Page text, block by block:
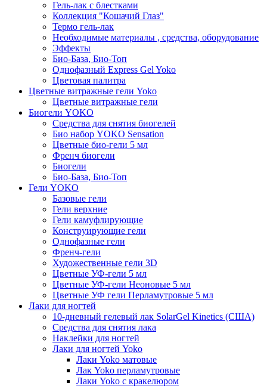
Гель-лак с блестками
Коллекция "Кошачий Глаз"
Термо гель-лак
Необходимые материалы , средства, оборудование
Эффекты
Био-База, Био-Топ
Однофазный Express Gel Yoko
Цветовая палитра
Цветные витражные гели Yoko
Цветные витражные гели
Биогели YOKO
Средства для снятия биогелей
Био набор YOKO Sensation
Цветные био-гели 5 мл
Френч биогели
Биогели
Био-База, Био-Топ
Гели YOKO
Базовые гели
Гели верхние
Гели камуфлирующие
Конструирующие гели
Однофазные гели
Френч-гели
Художественные гели 3D
Цветные УФ-гели 5 мл
Цветные УФ-гели Неоновые 5 мл
Цветные УФ гели Перламутровые 5 мл
Лаки для ногтей
10-дневный гелевый лак SolarGel Kinetics (США)
Средства для снятия лака
Наклейки для ногтей
Лаки для ногтей Yoko
Лаки Yoko матовые
Лак Yoko перламутровые
Лаки Yoko с кракелюром